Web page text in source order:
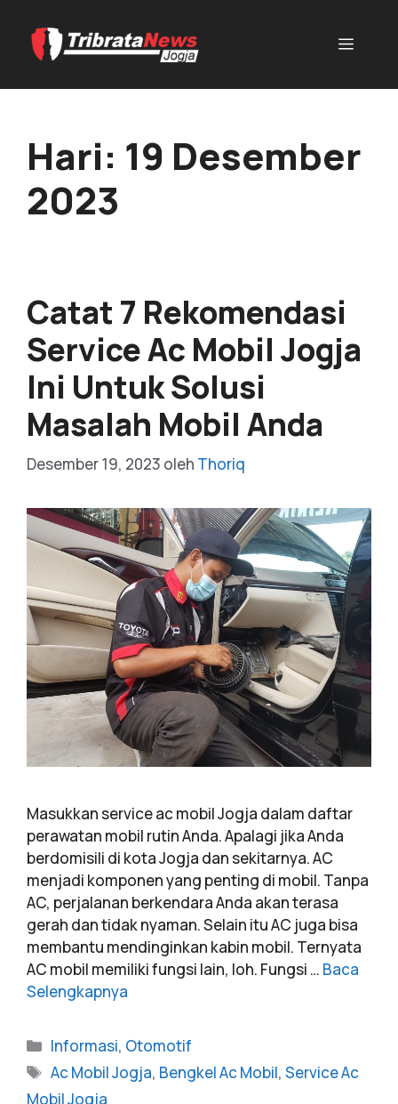
Hari: 19 Desember
2023
Catat 7 Rekomendasi
Service Ac Mobil Jogja
Ini Untuk Solusi
Masalah Mobil Anda
Desember 19, 2023 oleh Thoriq
Masukkan service ac mobil Jogja dalam daftar
perawatan mobil rutin Anda. Apalagi jika Anda
berdomisili di kota Jogja dan sekitarnya. AC
menjadi komponen yang penting di mobil. Tanpa
AC, perjalanan berkendara Anda akan terasa
gerah dan tidak nyaman. Selain itu AC juga bisa
membantu mendinginkan kabin mobil. Ternyata
AC mobil memiliki fungsi lain, loh. Fungsi … Baca
Selengkapnya
Informasi, Otomotif
Ac Mobil Jogja, Bengkel Ac Mobil,Service Ac
Mobil Jogja